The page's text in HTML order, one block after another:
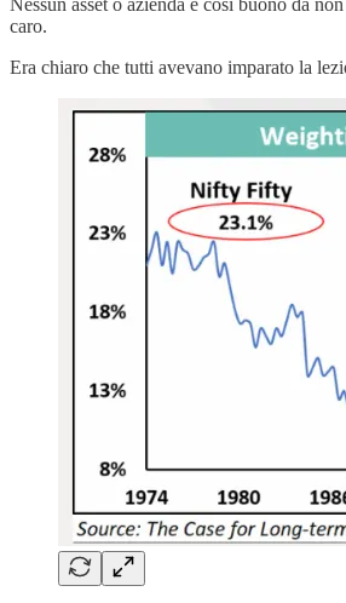
caro.
Era chiaro che tutti avevano imparato la